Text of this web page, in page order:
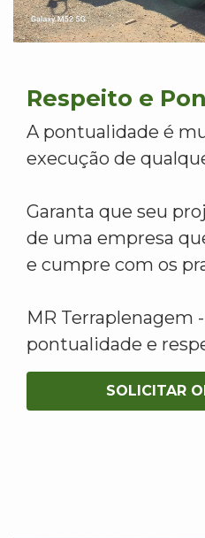
Respeito e
A pontualidade é
execução de
Garanta que seu
de uma empresa
e cumpre com os
MR Terraplenagem
pontualidade e
SOLICITAR